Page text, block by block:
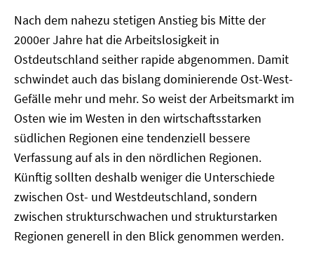
Nach dem nahezu stetigen Anstieg bis Mitte der
2000er Jahre hat die Arbeitslosigkeit in
Ostdeutschland seither rapide abgenommen. Damit
schwindet auch das bislang dominierende Ost-West-
Gefälle mehr und mehr. So weist der Arbeitsmarkt im
Osten wie im Westen in den wirtschaftsstarken
südlichen Regionen eine tendenziell bessere
Verfassung auf als in den nördlichen Regionen.
Künftig sollten deshalb weniger die Unterschiede
zwischen Ost- und Westdeutschland, sondern
zwischen strukturschwachen und strukturstarken
Regionen generell in den Blick genommen werden.